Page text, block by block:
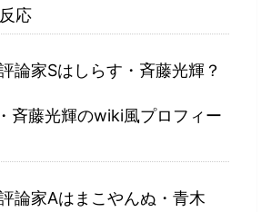
応
論家Sはしらす・斉藤光輝？
斉藤光輝のwiki風プロフィー
論家Aはまこやんぬ・青木